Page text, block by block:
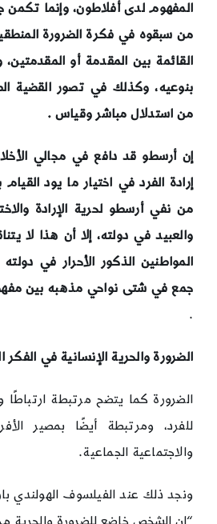
المفهوم لدى أفلاطون، وإنما
من سبقوه في فكرة الضرورة
القائمة بين المقدمة أو المقدمتين،
بنوعيه، وكذلك في تصور القضية
من استدلال مباشر وقياس .
إن أرسطو قد دافع في مجالي
إرادة الفرد في اختيار ما يود
من نفي أرسطو لحرية الإرادة
والعبيد في دولته، إلا أن هذا لا
المواطنين الذكور الأحرار في
جمع في شتى نواحي مذهبه بين
.
الضرورة والحرية الإنسانية في
الضرورة كما يتضح مرتبطة ارتباطًا
للفرد، ومرتبطة أيضًا بمصير
والاجتماعية الجماعية.
ونجد ذلك عند الفيلسوف الهولندي